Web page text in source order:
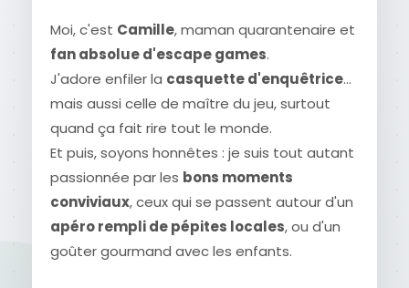
Moi, c'est Camille, maman quarantenaire et
fan absolue d'escape games.
J'adore enfiler la casquette d'enquêtrice…
mais aussi celle de maître du jeu, surtout
quand ça fait rire tout le monde.
Et puis, soyons honnêtes : je suis tout autant
passionnée par les bons moments
conviviaux, ceux qui se passent autour d'un
apéro rempli de pépites locales, ou d'un
goûter gourmand avec les enfants.